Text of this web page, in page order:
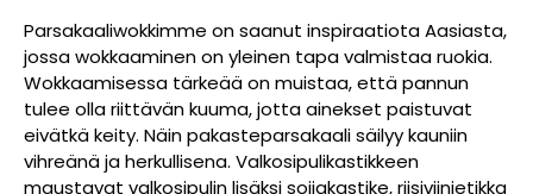
Parsakaaliwokkimme on saanut inspiraatiota Aasiasta,
jossa wokkaaminen on yleinen tapa valmistaa ruokia.
Wokkaamisessa tärkeää on muistaa, että pannun
tulee olla riittävän kuuma, jotta ainekset paistuvat
eivätkä keity. Näin pakasteparsakaali säilyy kauniin
vihreänä ja herkullisena. Valkosipulikastikkeen
maustavat valkosipulin lisäksi soijakastike, riisiviinietikka